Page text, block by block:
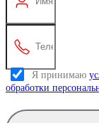
Я принимаю
обработки